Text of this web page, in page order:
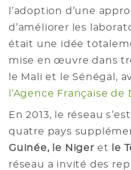
l’adoption d’une
d’améliorer les
était une idée
mise en œuvre dans
le Mali et le Sénégal,
l’Agence Française
En 2013, le réseau
quatre pays
Guinée, le Nigeret le
réseau a invité des